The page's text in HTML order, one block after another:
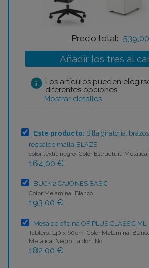
Precio total:
Añadir los tres al
info Los artículos pueden
diferentes opciones
Mostrar detalles
Este producto: Silla giratoria,
respaldo malla BLAZE
color textil: negro Color Estructura
164,00 €
BUCK 2 CAJONES BASIC
Color Melamina: Blanco
193,00 €
Mesa de oficina OFIPLUS CLASSIC ML
Tablero: 140 x 60cm Color Melamina:
Metálica: Negro faldon: No
182,00 €